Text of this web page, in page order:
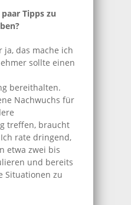
Tipps zu
ja, das mache ich
sollte einen
bereithalten.
Nachwuchs für
treffen, braucht
rate dringend,
etwa zwei bis
und bereits
Situationen zu